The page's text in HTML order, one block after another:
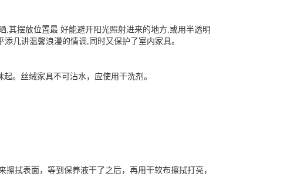
其摆放位置最 好能避开阳光照射进来的地方,或用半透明
几讲温馨浪漫的情调,同时又保护了室内家具。
。丝绒家具不可沾水，应使用干洗剂。
拭表面，等到保养液干了之后，再用干软布擦拭打亮，